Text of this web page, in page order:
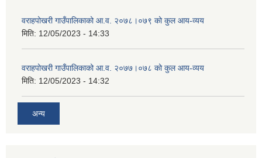
वराहपोखरी गाउँपालिकाको आ.व. २०७८।०७९ को कुल आय-व्यय
मिति: 12/05/2023 - 14:33
वराहपोखरी गाउँपालिकाको आ.व. २०७७।०७८ को कुल आय-व्यय
मिति: 12/05/2023 - 14:32
अन्य